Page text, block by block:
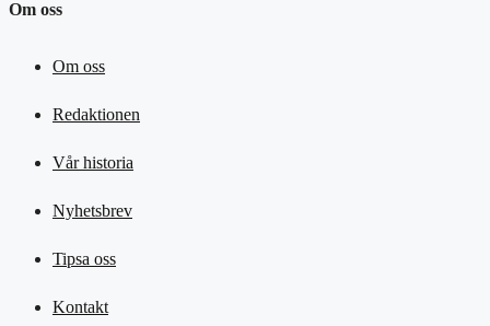
Om oss
Om oss
Redaktionen
Vår historia
Nyhetsbrev
Tipsa oss
Kontakt